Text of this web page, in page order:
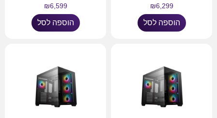
₪6,299
הוספה לסל
₪6,599
הוספה לסל